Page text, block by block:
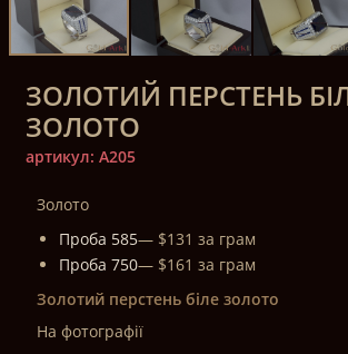
ЗОЛОТИЙ ПЕРСТЕНЬ
ЗОЛОТО
артикул: A205
Золото
Проба 585— $131 за грам
Проба 750— $161 за грам
Золотий перстень біле золото
На фотографії